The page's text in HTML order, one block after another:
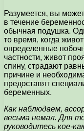
Разумеется, вы
в течение
обычная подушка.
то время, когда
определенные
частности, живот
спину, страдают
причине и
предоставят
беременных.
Как наблюдаем,
весьма немал. Для
руководитесь кое-